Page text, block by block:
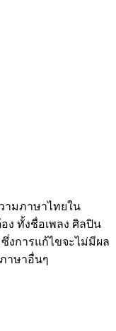
ามภาษาไทยใน
ง ทั้งชื่อเพลง ศิลปิน
งการแก้ไขจะไม่มีผล
าษาอื่นๆ